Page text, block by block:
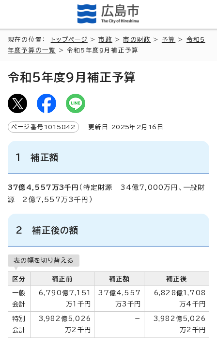
現在の位置： トップページ >市政 >市の財政 > 予算 > 令和5
年度予算の一覧
> 令和5年度9月補正予算
令和5年度9月補正予算
ページ番号 1015842 更新日 2025年2月 16 日
1 補正額
37億4,557万3千円 （特定財源 34億7,000万円、一般財
源 2億7,557万3千円）
2 補正後の額
表の幅を切り替える
区分 補正前 補正額 補正後
一般
会計
6,790億7,151
万1千円
37億4,557
万3千円
6,828億1,708
万4千円
特別
会計
3,982億5,026
万2千円
－
3,982億5,026
万2千円